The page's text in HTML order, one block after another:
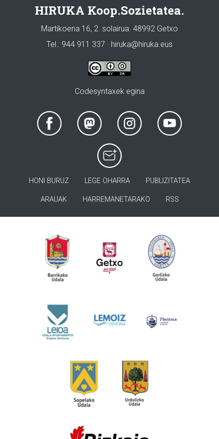
HIRUKA Koop.Sozietatea.
Martikoena 16, 2. solairua. 48992 Getxo
Tel.: 944 911 337 · hiruka@hiruka.eus
Codesyntaxek egina
HONI BURUZ LEGE OHARRA PUBLIZITATEA
ARAUAK HARREMANETARAKO RSS